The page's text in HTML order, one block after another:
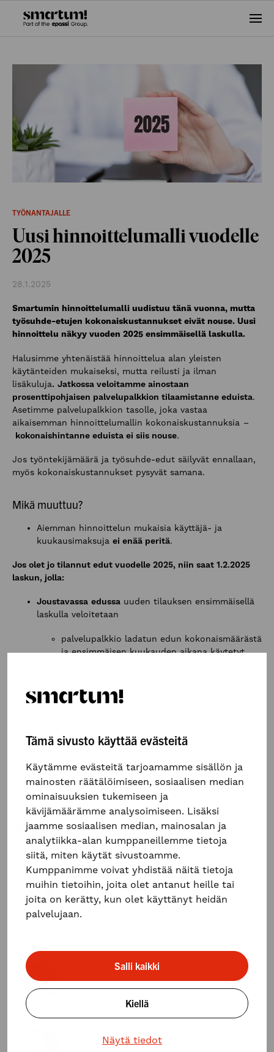
Tämä sivusto käyttää evästeitä
Käytämme evästeitä tarjoamamme sisällön ja
mainosten räätälöimiseen, sosiaalisen median
ominaisuuksien tukemiseen ja
kävijämäärämme analysoimiseen. Lisäksi
jaamme sosiaalisen median, mainosalan ja
analytiikka-alan kumppaneillemme tietoja
siitä, miten käytät sivustoamme.
Kumppanimme voivat yhdistää näitä tietoja
muihin tietoihin, joita olet antanut heille tai
joita on kerätty, kun olet käyttänyt heidän
palvelujaan.
Salli kaikki
Kiellä
Näytä tiedot
TYÖNANTAJALLE
Uusi hinnoittelumalli vuodelle
2025
28.1.2025
Smartumin hinnoittelumalli uudistuu tänä vuonna, mutta
työsuhde-etujen kokonaiskustannukset eivät nouse. Uusi
hinnoittelu näkyy vuoden 2025 ensimmäisellä laskulla.
Halusimme yhtenäistää hinnoittelua alan yleisten
käytänteiden mukaiseksi, mutta reilusti ja ilman
lisäkuluja. Jatkossa veloitamme ainostaan
prosenttipohjaisen palvelupalkkion tilaamistanne eduista.
Asetimme palvelupalkkion tasolle, joka vastaa
aikaisemman hinnoittelumallin kokonaiskustannuksia –
kokonaishintanne eduista ei siis nouse.
Jos työntekijämäärä ja työsuhde-edut säilyvät ennallaan,
myös kokonaiskustannukset pysyvät samana.
Mikä muuttuu?
Aiemman hinnoittelun mukaisia käyttäjä- ja
kuukausimaksuja ei enää peritä.
Jos olet jo tilannut edut vuodelle 2025, niin saat 1.2.2025
laskun, jolla:
Joustavassa edussa uuden tilauksen ensimmäisellä
laskulla veloitetaan
palvelupalkkio ladatun edun kokonaismäärästä
ja ensimmäisen kuukauden aikana käytetyt
kuukausittain
Lounasedussaveloitetaan kuukausittain lounasedun
tilattuihin etuihin.
JAA ARTIKKELI
Kirjoittaja
Smartum
Ota etubudjetistasi enemmän irti
Uutiset, Työnantajalle, Yrittäjälle, Työsuhde-edut
Hyvinvointi, Uutiset, Työnantajalle, Yrittäjälle